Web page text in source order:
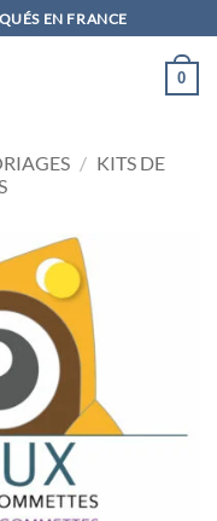
EN FRANCE
0
/ KITS DE